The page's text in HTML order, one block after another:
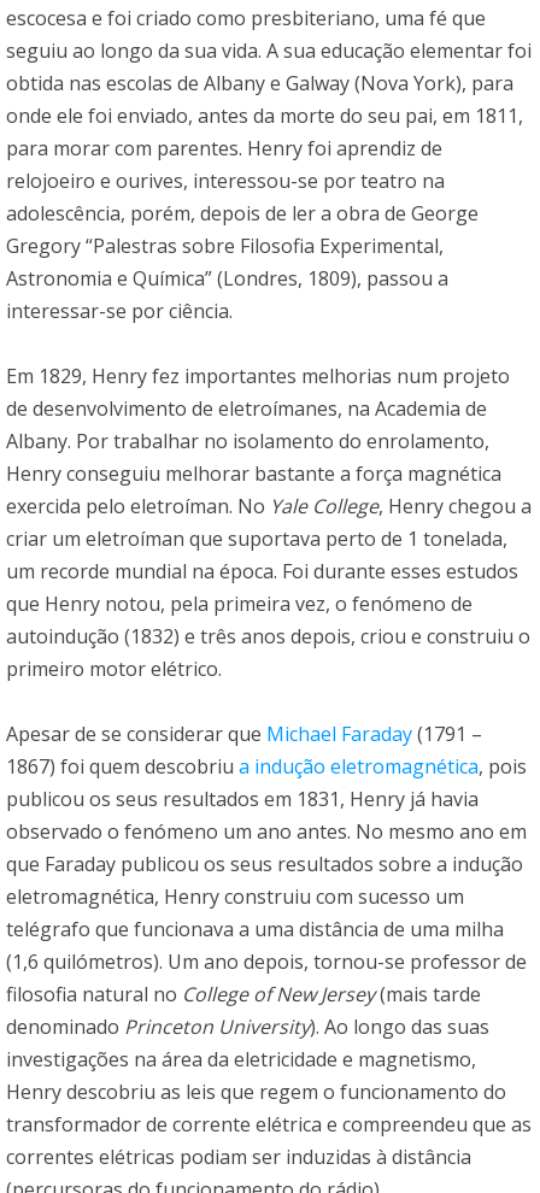
escocesa e foi criado como presbiteriano, uma fé que
seguiu ao longo da sua vida. A sua educação elementar foi
obtida nas escolas de Albany e Galway (Nova York), para
onde ele foi enviado, antes da morte do seu pai, em 1811,
para morar com parentes. Henry foi aprendiz de
relojoeiro e ourives, interessou-se por teatro na
adolescência, porém, depois de ler a obra de George
Gregory “Palestras sobre Filosofia Experimental,
Astronomia e Química” (Londres, 1809), passou a
interessar-se por ciência.
Em 1829, Henry fez importantes melhorias num projeto
de desenvolvimento de eletroímanes, na Academia de
Albany. Por trabalhar no isolamento do enrolamento,
Henry conseguiu melhorar bastante a força magnética
exercida pelo eletroíman. No Yale College, Henry chegou a
criar um eletroíman que suportava perto de 1 tonelada,
um recorde mundial na época. Foi durante esses estudos
que Henry notou, pela primeira vez, o fenómeno de
autoindução (1832) e três anos depois, criou e construiu o
primeiro motor elétrico.
Apesar de se considerar que Michael Faraday(1791 –
1867) foi quem descobriu a indução eletromagnética, pois
publicou os seus resultados em 1831, Henry já havia
observado o fenómeno um ano antes. No mesmo ano em
que Faraday publicou os seus resultados sobre a indução
eletromagnética, Henry construiu com sucesso um
telégrafo que funcionava a uma distância de uma milha
(1,6 quilómetros). Um ano depois, tornou-se professor de
filosofia natural no College of New Jersey(mais tarde
denominado Princeton University). Ao longo das suas
investigações na área da eletricidade e magnetismo,
Henry descobriu as leis que regem o funcionamento do
transformador de corrente elétrica e compreendeu que as
correntes elétricas podiam ser induzidas à distância